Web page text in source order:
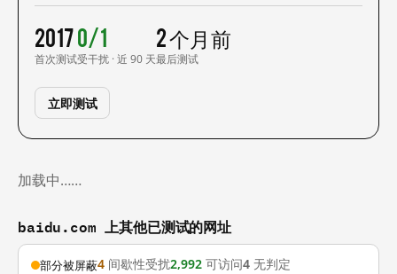
2017
首次测试
0/1
受干扰 · 近 90 天
2 个月前
最后测试
立即测试
加载中……
baidu.com 上其他已测试的网址
部分被屏蔽4 间歇性受扰2,992 可访问4 无判定